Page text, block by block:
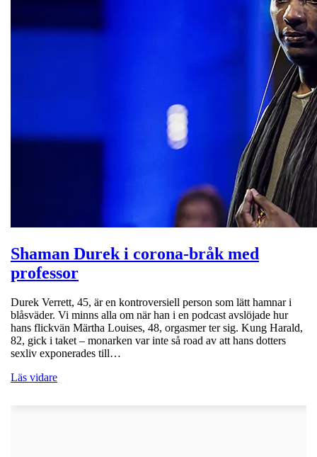
Shaman Durek i corona-bråk med
professor
Durek Verrett, 45, är en kontroversiell person som lätt hamnar i
blåsväder. Vi minns alla om när han i en podcast avslöjade hur
hans flickvän Märtha Louises, 48, orgasmer ter sig. Kung Harald,
82, gick i taket – monarken var inte så road av att hans dotters
sexliv exponerades till…
Läs vidare